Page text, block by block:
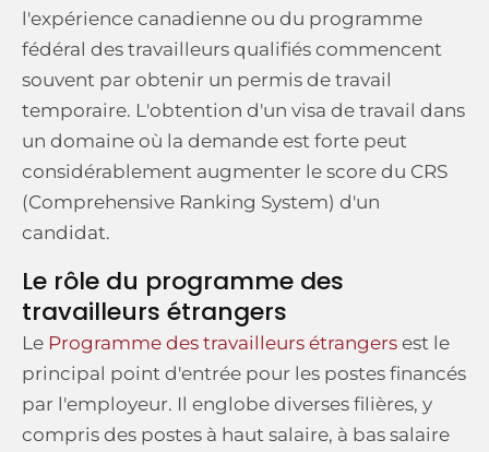
l'expérience canadienne ou du programme
fédéral des travailleurs qualifiés commencent
souvent par obtenir un permis de travail
temporaire. L'obtention d'un visa de travail dans
un domaine où la demande est forte peut
considérablement augmenter le score du CRS
(Comprehensive Ranking System) d'un
candidat.
Le rôle du programme des
travailleurs étrangers
Le Programme des travailleurs étrangers est le
principal point d'entrée pour les postes financés
par l'employeur. Il englobe diverses filières, y
compris des postes à haut salaire, à bas salaire